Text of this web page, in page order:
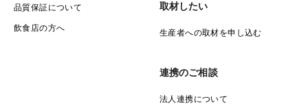
品質保証について
飲食店の方へ
取材したい
生産者への取材を申し込む
連携のご相談
法人連携について